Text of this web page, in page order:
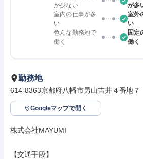
が少ない
が多
室内の仕事が多
い
室外
い
色んな勤務地で
働く
固定
働く
勤務地
614-8363京都府八幡市男山吉井４番地７
Googleマップで開く
株式会社MAYUMI
【交通手段】